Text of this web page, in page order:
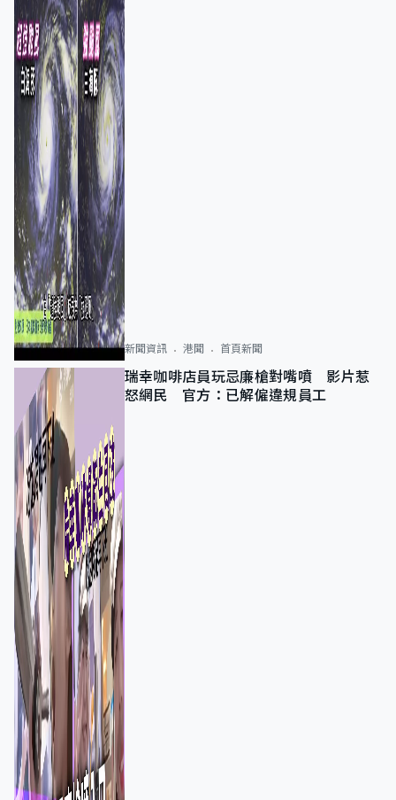
新聞資訊 港聞 首頁新聞
瑞幸咖啡店員玩忌廉槍對嘴噴 影片惹
怒網民 官方：已解僱違規員工